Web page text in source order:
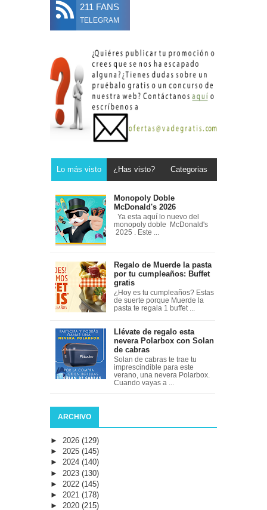
211 FANS
TELEGRAM
Lo más visto ¿Has visto? Categorias
Monopoly Doble
McDonald's 2026
Ya esta aquí lo nuevo del
monopoly doble McDonald's
2025 . Este ...
Regalo de Muerde la pasta
por tu cumpleaños: Buffet
gratis
¿Hoy es tu cumpleaños? Estas
de suerte porque Muerde la
pasta te regala 1 buffet ...
Llévate de regalo esta
nevera Polarbox con Solan
de cabras
Solan de cabras te trae tu
imprescindible para este
verano, una nevera Polarbox.
Cuando vayas a ...
ARCHIVO
► 2026 (129)
► 2025 (145)
► 2024 (140)
► 2023 (130)
► 2022 (145)
► 2021 (178)
► 2020 (215)